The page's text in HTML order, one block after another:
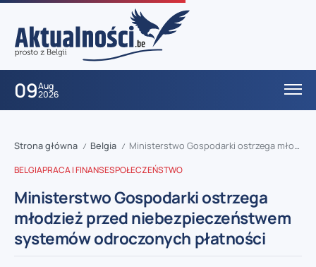
09Aug
2026
Strona główna / Belgia / Ministerstwo Gospodarki ostrzega młodzież przed niebezpieczeństwem systemów odroczonych płatności
BELGIAPRACA I FINANSESPOŁECZEŃSTWO
Ministerstwo Gospodarki ostrzega
młodzież przed niebezpieczeństwem
systemów odroczonych płatności